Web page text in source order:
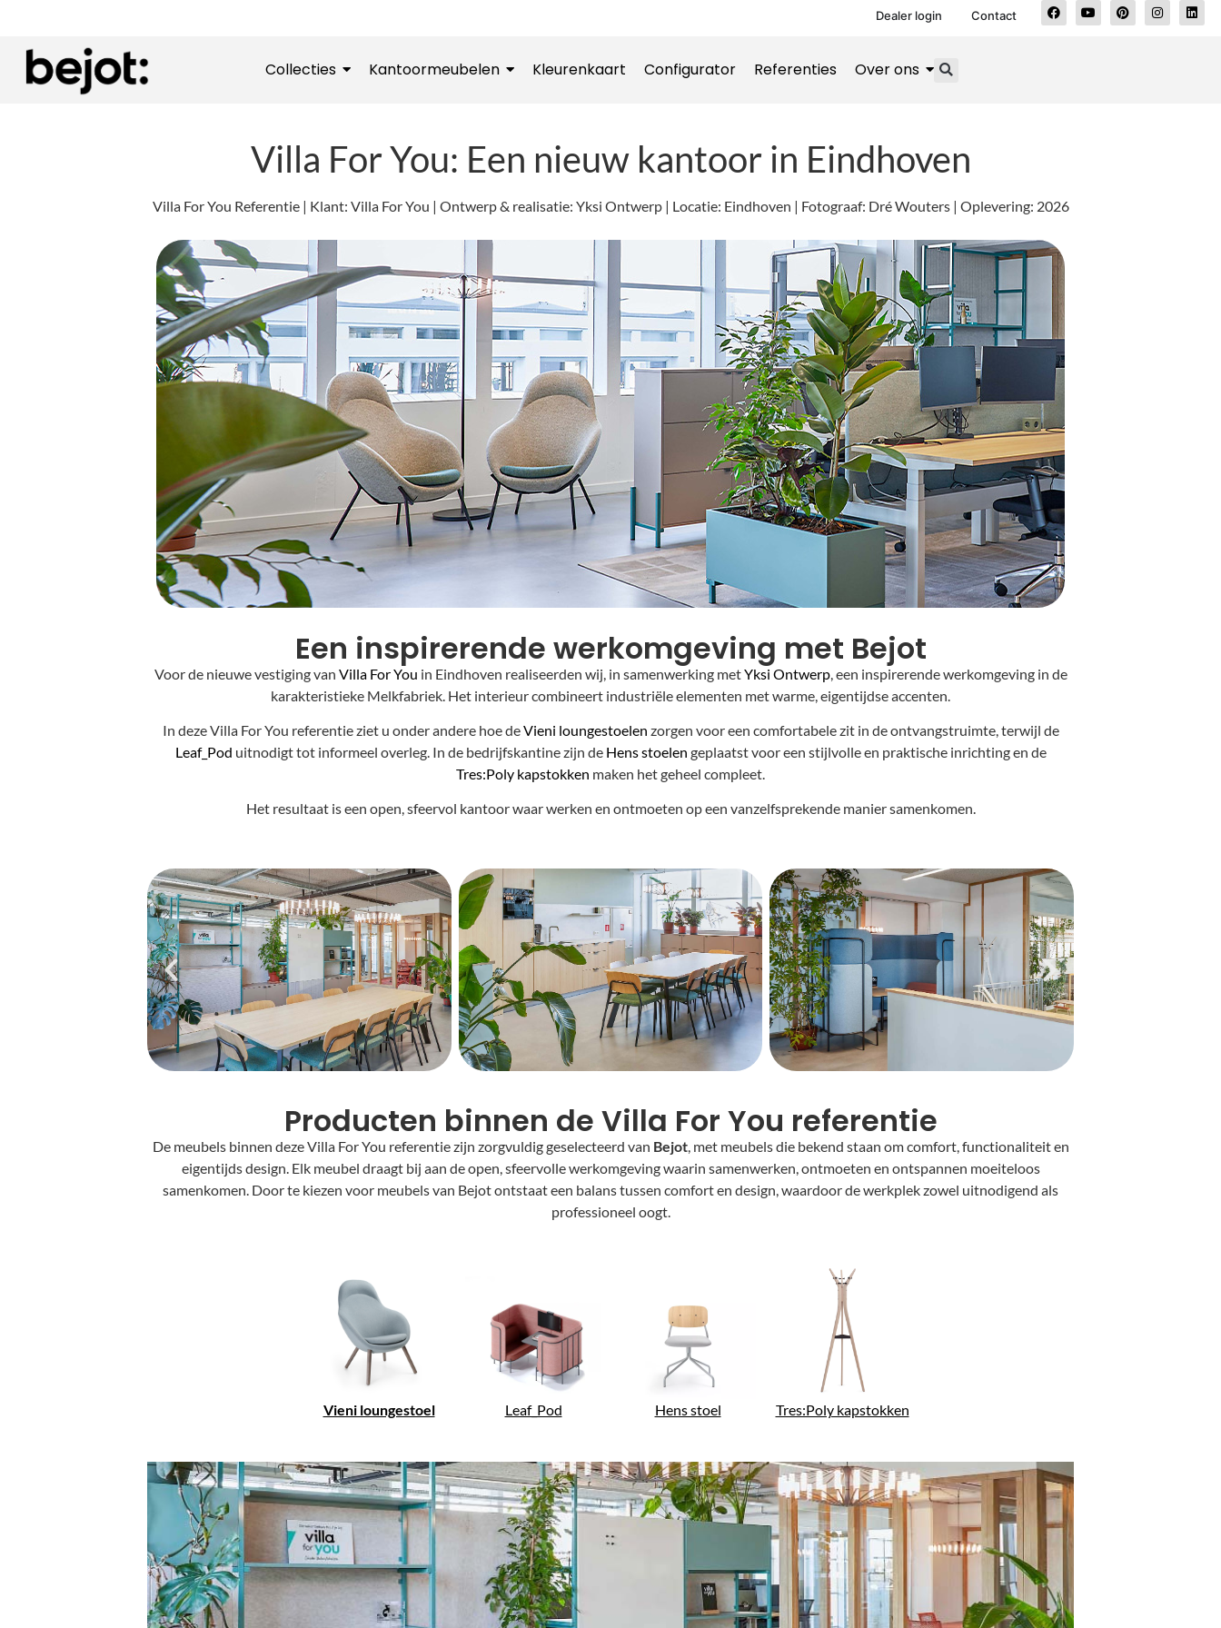
Dealer login Contact
Collecties Kantoormeubelen Kleurenkaart Configurator Referenties Over ons
Villa For You: Een nieuw kantoor in Eindhoven
Villa For You Referentie | Klant: Villa For You | Ontwerp & realisatie: Yksi Ontwerp | Locatie: Eindhoven | Fotograaf: Dré Wouters | Oplevering: 2026
Een inspirerende werkomgeving met Bejot
Voor de nieuwe vestiging van Villa For You in Eindhoven realiseerden wij, in samenwerking metYksi Ontwerp, een inspirerende werkomgeving in de
karakteristieke Melkfabriek. Het interieur combineert industriële elementen met warme, eigentijdse accenten.
In deze Villa For You referentie ziet u onder andere hoe deVieni loungestoelen zorgen voor een comfortabele zit in de ontvangstruimte, terwijl de
Leaf_Pod uitnodigt tot informeel overleg. In de bedrijfskantine zijn de Hens stoelen geplaatst voor een stijlvolle en praktische inrichting en de
Tres:Poly kapstokken maken het geheel compleet.
Het resultaat is een open, sfeervol kantoor waar werken en ontmoeten op een vanzelfsprekende manier samenkomen.
Producten binnen de Villa For You referentie
De meubels binnen deze Villa For You referentie zijn zorgvuldig geselecteerd van Bejot, met meubels die bekend staan om comfort, functionaliteit en
eigentijds design. Elk meubel draagt bij aan de open, sfeervolle werkomgeving waarin samenwerken, ontmoeten en ontspannen moeiteloos
samenkomen. Door te kiezen voor meubels van Bejot ontstaat een balans tussen comfort en design, waardoor de werkplek zowel uitnodigend als
professioneel oogt.
Vieni loungestoel Leaf_Pod Hens stoel Tres:Poly kapstokken